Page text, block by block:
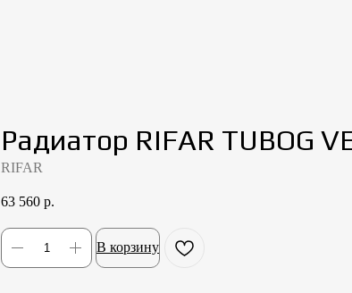
Радиатор RIFAR TUBOG
RIFAR
63 560 р.
В корзину